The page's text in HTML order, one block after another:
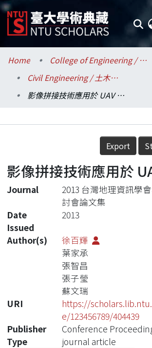
Communities & Collections
Research Outputs
Statistics
Home
College of Engineering / 工學院
Civil Engineering / 土木工程學系
影像拼接技術應用於 UAV 勘災
Details
Export
影像拼接技術應用於
Journal
2013 台灣地理資訊學
討會論文集
Date
Issued
2013
Author(s)
徐百輝
葉家承
張智昌
張子瑩
蘇文瑞
URI
https://
e/123456789/404439
Publisher
Conference
Type
journal article